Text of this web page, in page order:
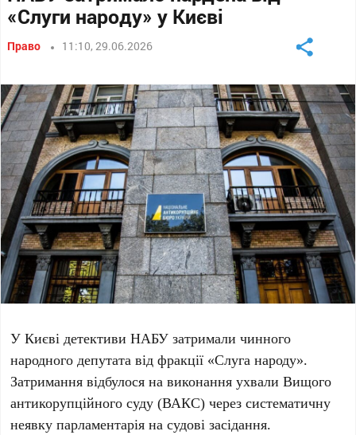
«Слуги народу» у Києві
Право 11:10, 29.06.2026
У Києві детективиНАБУ затримали чинного
народного депутата від фракції «Слуга народу».
Затримання відбулося на виконання ухвали Вищого
антикорупційного суду (ВАКС) через систематичну
неявку парламентарія на судові засідання.